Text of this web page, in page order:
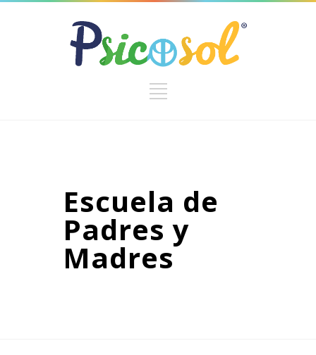
Escuela de
Padres y
Madres